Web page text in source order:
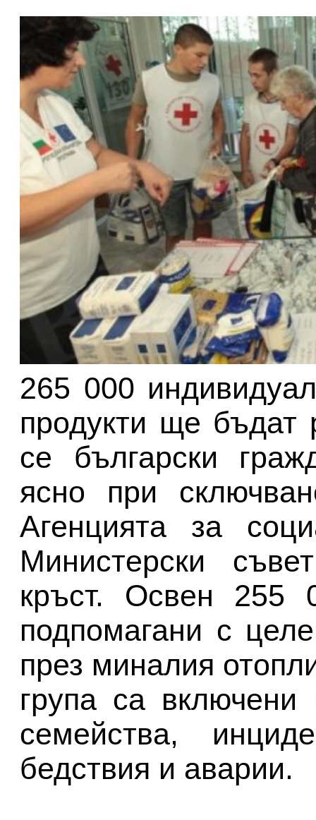
265 000
продукти ще
се български
ясно при
Агенцията за
Министерски
кръст. Освен 255
подпомагани с
през миналия
група са
семейства,
бедствия и аварии.